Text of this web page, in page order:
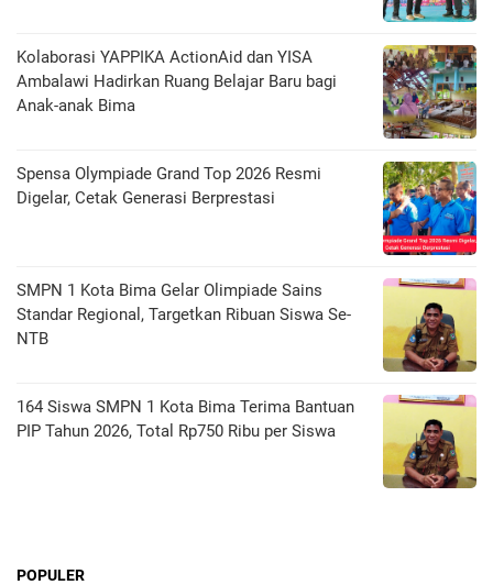
Kolaborasi YAPPIKA ActionAid dan YISA
Ambalawi Hadirkan Ruang Belajar Baru bagi
Anak-anak Bima
Spensa Olympiade Grand Top 2026 Resmi
Digelar, Cetak Generasi Berprestasi
SMPN 1 Kota Bima Gelar Olimpiade Sains
Standar Regional, Targetkan Ribuan Siswa Se-
NTB
164 Siswa SMPN 1 Kota Bima Terima Bantuan
PIP Tahun 2026, Total Rp750 Ribu per Siswa
POPULER